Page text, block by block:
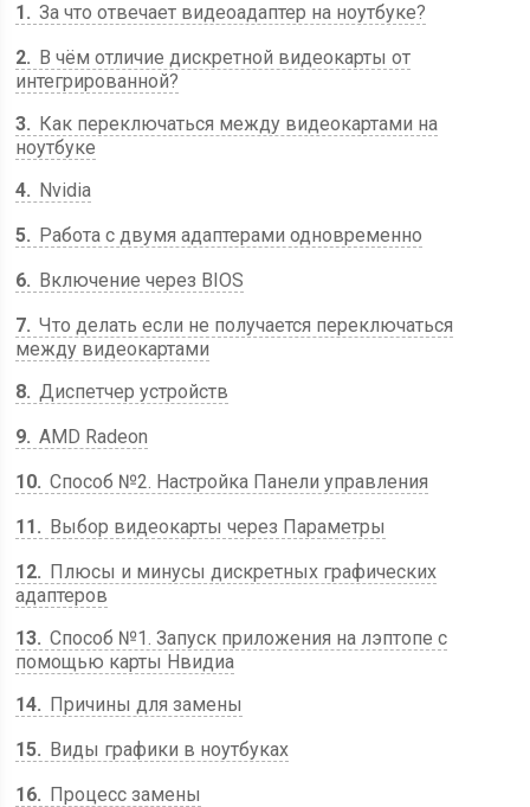
1
За что отвечает видеоадаптер на ноутбуке?
2
В чём отличие дискретной видеокарты от
интегрированной?
3
Как переключаться между видеокартами на
ноутбуке
4
Nvidia
5
Работа с двумя адаптерами одновременно
6
Включение через BIOS
7 Что делать если не получается переключаться
между видеокартами
8 Диспетчер устройств
9 AMD Radeon
10 Способ №2. Настройка Панели управления
11
Выбор видеокарты через Параметры
12
Плюсы и минусы дискретных графических
адаптеров
13 Способ №1. Запуск приложения на лэптопе с
помощью карты Нвидиа
14
Причины для замены
15
Виды графики в ноутбуках
16
Процесс замены